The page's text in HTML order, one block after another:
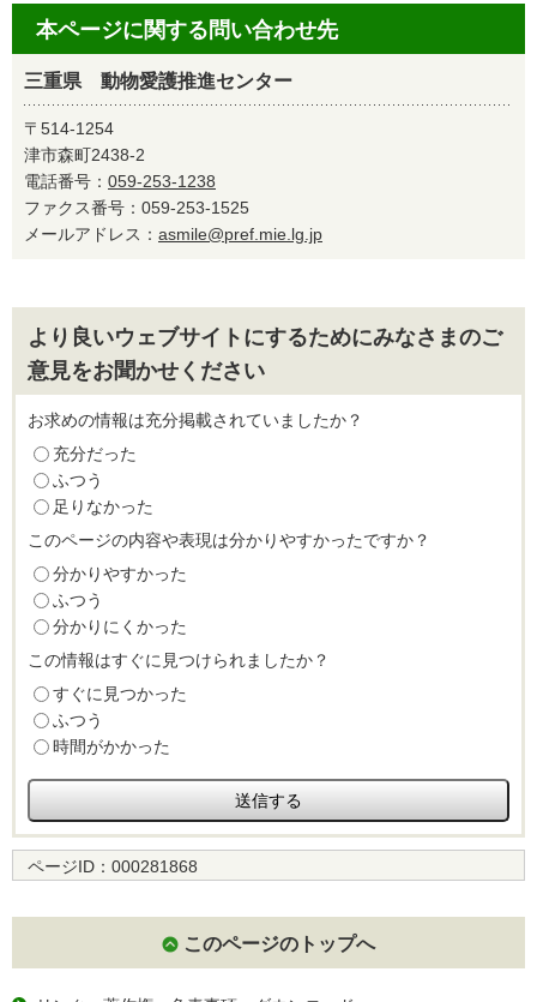
本ページに関する問い合わせ先
三重県 動物愛護推進センター
〒514-1254
津市森町2438-2
電話番号： 059-253-1238
ファクス番号：059-253-1525
メールアドレス： asmile@pref.mie.lg.jp
より良いウェブサイトにするためにみなさまのご
意見をお聞かせください
お求めの情報は充分掲載されていましたか？
充分だった
ふつう
足りなかった
このページの内容や表現は分かりやすかったですか？
分かりやすかった
ふつう
分かりにくかった
この情報はすぐに見つけられましたか？
すぐに見つかった
ふつう
時間がかかった
ページID： 000281868
このページのトップへ